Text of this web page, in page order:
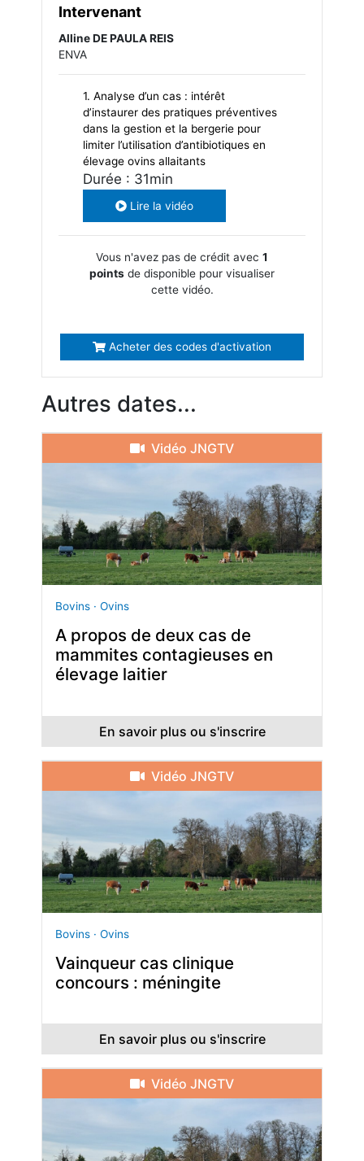
Intervenant
Alline DE PAULA REIS
ENVA
1. Analyse d’un cas : intérêt
d’instaurer des pratiques préventives
dans la gestion et la bergerie pour
limiter l’utilisation d’antibiotiques en
élevage ovins allaitants
Durée : 31min
Lire la vidéo
Vous n'avez pas de crédit avec 1
points de disponible pour visualiser
cette vidéo.
Acheter des codes d'activation
Autres dates...
Vidéo JNGTV
Bovins · Ovins
A propos de deux cas de
mammites contagieuses en
élevage laitier
En savoir plus ou s'inscrire
Vidéo JNGTV
Bovins · Ovins
Vainqueur cas clinique
concours : méningite
En savoir plus ou s'inscrire
Vidéo JNGTV